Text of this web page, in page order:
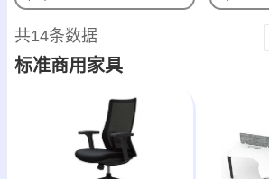
共14条数据
标准商用家具